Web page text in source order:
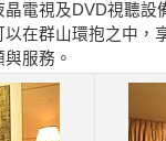
電視及DVD視聽設
在群山環抱之中，
服務。